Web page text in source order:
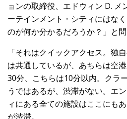
ョンの取締役、エドウィン D. メ
ーテインメント・シティにはな
のが何か分かるだろうか？」と問
「それはクイックアクセス。独
は共通しているが、あちらは空
30分、こちらは10分以内。クラ
うではあるが、渋滞がない。エ
ィにある全ての施設はここにも
が渋滞。